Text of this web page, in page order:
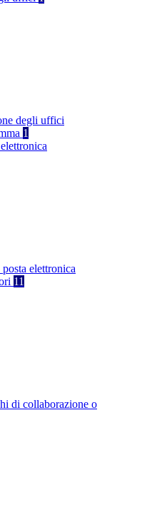
degli uffici
1
elettronica
11
di collaborazione o